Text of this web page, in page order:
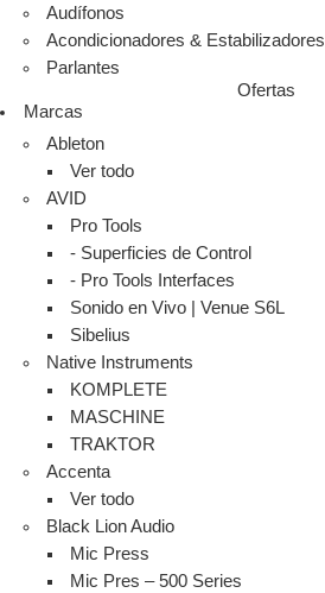
Audífonos
Acondicionadores & Estabilizadores
Parlantes
Ofertas
Marcas
Ableton
Ver todo
AVID
Pro Tools
- Superficies de Control
- Pro Tools Interfaces
Sonido en Vivo | Venue S6L
Sibelius
Native Instruments
KOMPLETE
MASCHINE
TRAKTOR
Accenta
Ver todo
Black Lion Audio
Mic Press
Mic Pres – 500 Series